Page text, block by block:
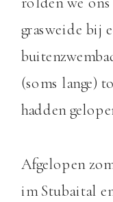
grasweide bij
(soms lange)
hadden
Afgelopen
im Stubaital